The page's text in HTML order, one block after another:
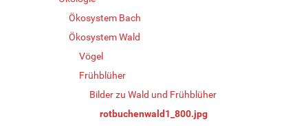
Ökosystem Bach
Ökosystem Wald
Vögel
Frühblüher
Bilder zu Wald und Frühblüher
rotbuchenwald1_800.jpg